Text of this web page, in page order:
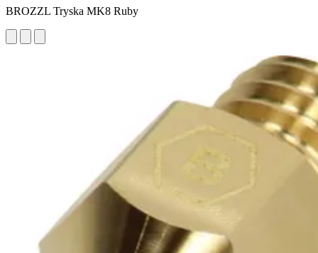
BROZZL Tryska MK8 Ruby